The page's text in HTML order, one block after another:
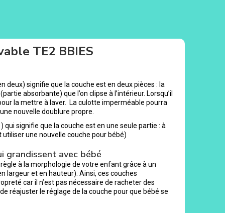
TE2 BBIES
deux) signifie que la couche est en deux pièces : la
absorbante) que l’on clipse à l’intérieur. Lorsqu’il
la mettre à laver. La culotte imperméable pourra
nouvelle doublure propre.
signifie que la couche est en une seule partie : à
une nouvelle couche pour bébé)
grandissent avec bébé
règle à la morphologie de votre enfant grâce à un
largeur et en hauteur). Ainsi, ces couches
car il n’est pas nécessaire de racheter des
réajuster le réglage de la couche pour que bébé se